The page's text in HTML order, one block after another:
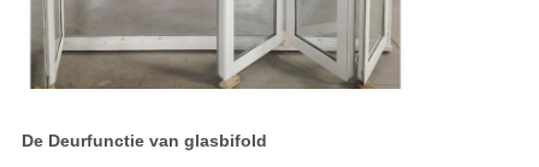
De Deurfunctie van glasbifold